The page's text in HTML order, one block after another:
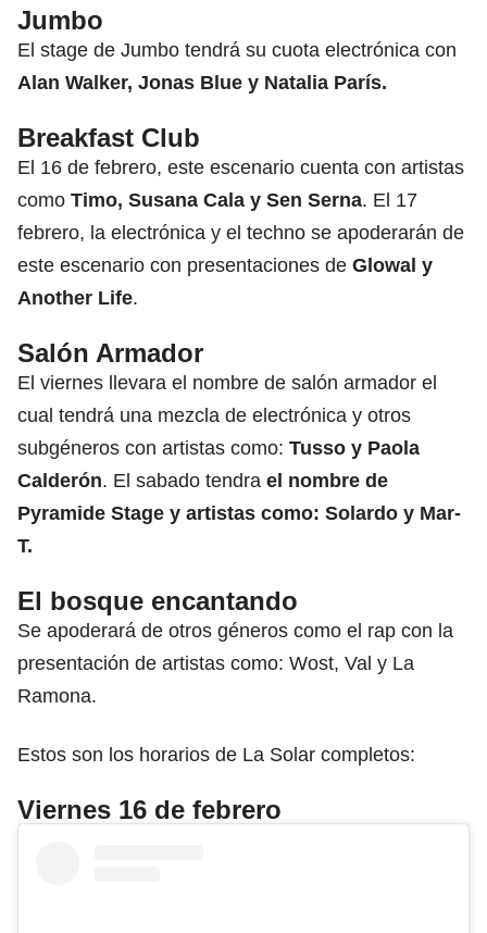
Jumbo
El stage de Jumbo tendrá su cuota electrónica con
Alan Walker, Jonas Blue y Natalia París.
Breakfast Club
El 16 de febrero, este escenario cuenta con artistas
como Timo, Susana Cala y Sen Serna. El 17
febrero, la electrónica y el techno se apoderarán de
este escenario con presentaciones de Glowal y
Another Life.
Salón Armador
El viernes llevara el nombre de salón armador el
cual tendrá una mezcla de electrónica y otros
subgéneros con artistas como: Tusso y Paola
Calderón. El sabado tendra el nombre de
Pyramide Stage y artistas como: Solardo y Mar-
T.
El bosque encantando
Se apoderará de otros géneros como el rap con la
presentación de artistas como: Wost, Val y La
Ramona.
Estos son los horarios de La Solar completos:
Viernes 16 de febrero